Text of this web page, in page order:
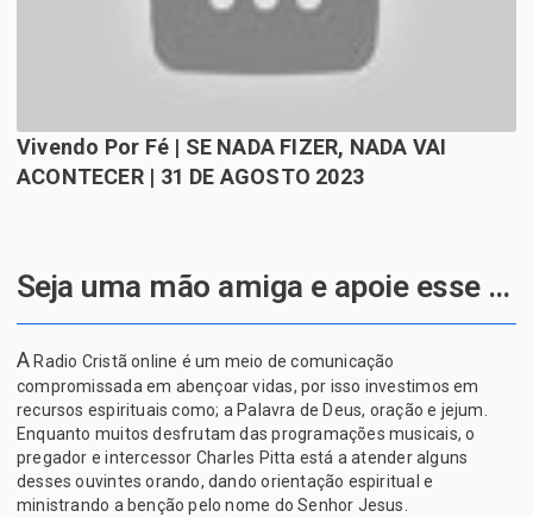
Vivendo Por Fé | SE NADA FIZER, NADA VAI
ACONTECER | 31 DE AGOSTO 2023
Seja uma mão amiga e apoie esse projeto de Deus
A Radio Cristã online é um meio de comunicação
compromissada em abençoar vidas, por isso investimos em
recursos espirituais como; a Palavra de Deus, oração e jejum.
Enquanto muitos desfrutam das programações musicais, o
pregador e intercessor Charles Pitta está a atender alguns
desses ouvintes orando, dando orientação espiritual e
ministrando a benção pelo nome do Senhor Jesus.